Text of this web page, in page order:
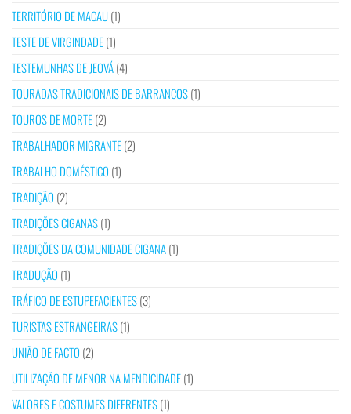
TERRITÓRIO DE MACAU(1)
TESTE DE VIRGINDADE(1)
TESTEMUNHAS DE JEOVÁ(4)
TOURADAS TRADICIONAIS DE BARRANCOS(1)
TOUROS DE MORTE(2)
TRABALHADOR MIGRANTE(2)
TRABALHO DOMÉSTICO (1)
TRADIÇÃO (2)
TRADIÇÕES CIGANAS(1)
TRADIÇÕES DA COMUNIDADE CIGANA(1)
TRADUÇÃO (1)
TRÁFICO DE ESTUPEFACIENTES(3)
TURISTAS ESTRANGEIRAS(1)
UNIÃO DE FACTO (2)
UTILIZAÇÃO DE MENOR NA MENDICIDADE(1)
VALORES E COSTUMES DIFERENTES(1)